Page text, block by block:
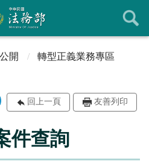
開
轉型正義業務專區
回上一頁 友善列印
件查詢